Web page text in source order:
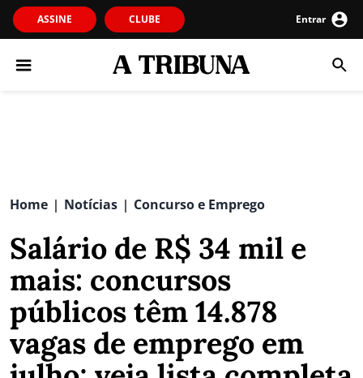
ASSINE CLUBE Entrar
Home | Notícias | Concurso e Emprego
Salário de R$ 34 mil e
mais: concursos
públicos têm 14.878
vagas de emprego em